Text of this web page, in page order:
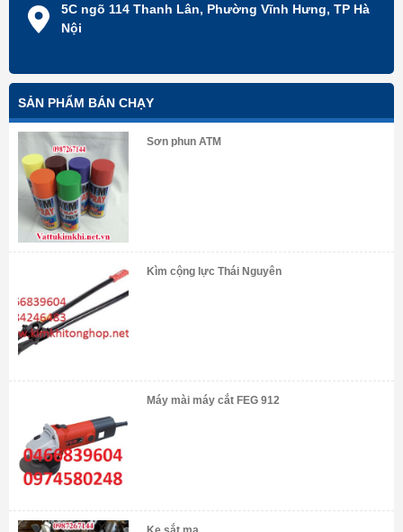
5C ngõ 114 Thanh Lân, Phường Vĩnh Hưng, TP Hà
Nội
SẢN PHẨM BÁN CHẠY
Sơn phun ATM
Kìm cộng lực Thái Nguyên
Máy mài máy cắt FEG 912